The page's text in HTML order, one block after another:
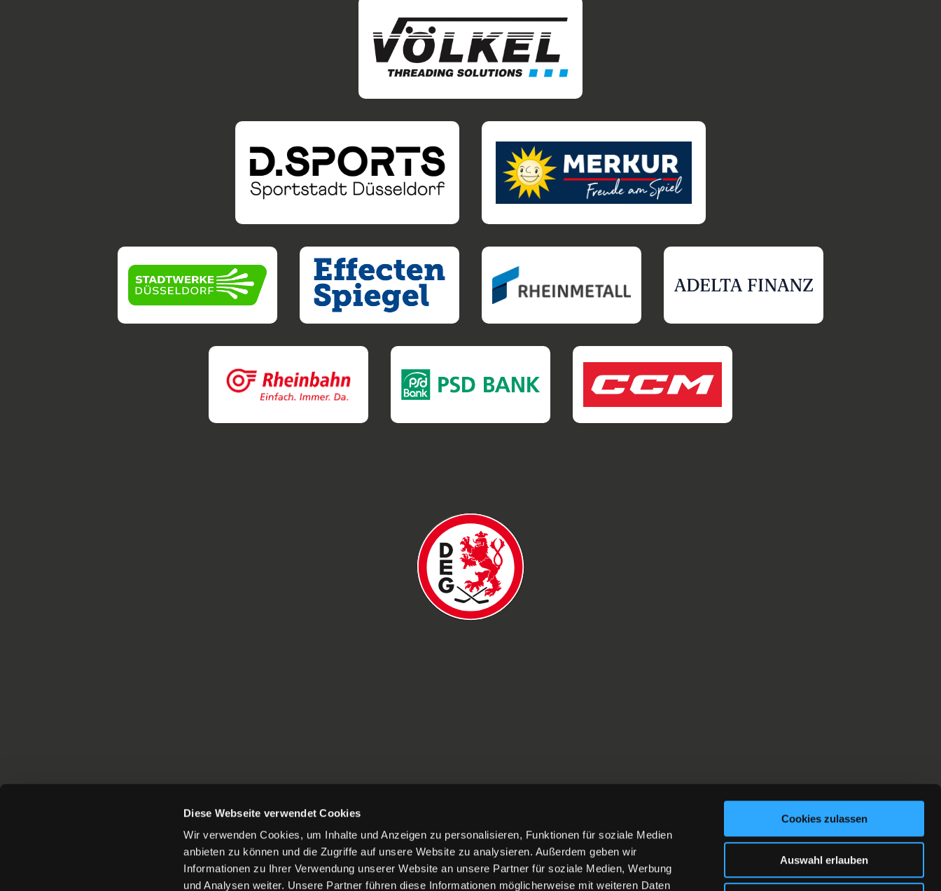
Diese Webseite verwendet Cookies
Wir verwenden Cookies, um Inhalte und Anzeigen zu personalisieren, Funktionen für soziale Medien
anbieten zu können und die Zugriffe auf unsere Website zu analysieren. Außerdem geben wir
Informationen zu Ihrer Verwendung unserer Website an unsere Partner für soziale Medien, Werbung
und Analysen weiter. Unsere Partner führen diese Informationen möglicherweise mit weiteren Daten
Cookies zulassen
Auswahl erlauben